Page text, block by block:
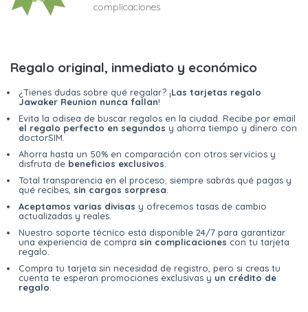
complicaciones
Regalo original, inmediato y económico
¿Tienes dudas sobre qué regalar? ¡Las tarjetas regalo
Jawaker Reunion nunca fallan!
Evita la odisea de buscar regalos en la ciudad. Recibe por email
el regalo perfecto en segundos y ahorra tiempo y dinero con
doctorSIM.
Ahorra hasta un 50% en comparación con otros servicios y
disfruta de beneficios exclusivos
Total transparencia en el proceso; siempre sabrás qué pagas y
qué recibes, sin cargos sorpresa
Aceptamos varias divisas y ofrecemos tasas de cambio
actualizadas y reales.
Nuestro soporte técnico está disponible 24/7 para garantizar
una experiencia de compra sin complicaciones con tu tarjeta
regalo.
Compra tu tarjeta sin necesidad de registro, pero si creas tu
cuenta te esperan promociones exclusivas y un crédito de
regalo